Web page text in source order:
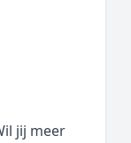
jij meer